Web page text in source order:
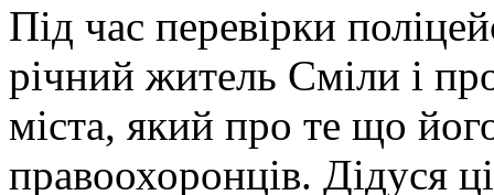
Під час перевірки
річний житель Сміли і
міста, який про те що
правоохоронців. Дідуся